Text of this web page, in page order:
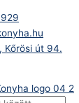
Kőrösi út 94.